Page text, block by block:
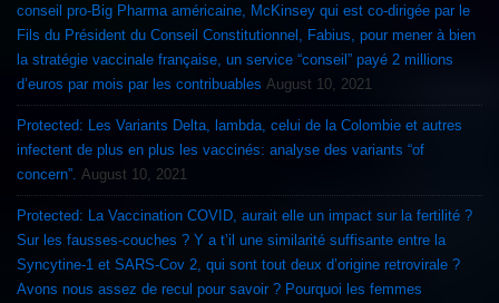
conseil pro-Big Pharma américaine, McKinsey qui est co-dirigée par le
Fils du Président du Conseil Constitutionnel, Fabius, pour mener à bien
la stratégie vaccinale française, un service “conseil” payé 2 millions
d’euros par mois par les contribuables August 10, 2021
Protected: Les Variants Delta, lambda, celui de la Colombie et autres
infectent de plus en plus les vaccinés: analyse des variants “of
concern”. August 10, 2021
Protected: La Vaccination COVID, aurait elle un impact sur la fertilité ?
Sur les fausses-couches ? Y a t’il une similarité suffisante entre la
Syncytine-1 et SARS-Cov 2, qui sont tout deux d’origine retrovirale ?
Avons nous assez de recul pour savoir ? Pourquoi les femmes